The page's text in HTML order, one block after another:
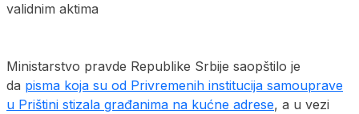
validnim aktima
Ministarstvo pravde Republike Srbije saopštilo je
da pisma koja su od Privremenih institucija samouprave
u Prištini stizala građanima na kućne adrese, a u vezi